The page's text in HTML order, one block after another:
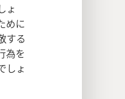
ょ
めに
する
為を
しょ